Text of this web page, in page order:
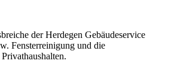
der Herdegen Gebäudeservice
Fensterreinigung und die